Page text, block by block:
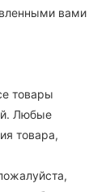
вами
товары
Любые
товара,